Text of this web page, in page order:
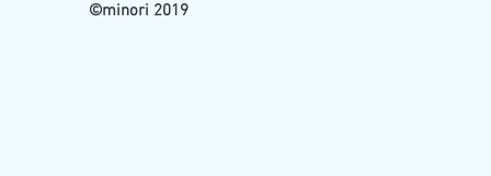
©minori 2019